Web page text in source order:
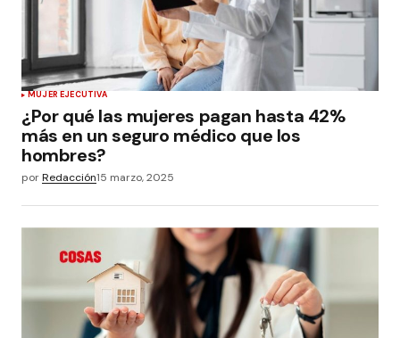
MUJER EJECUTIVA
¿Por qué las mujeres pagan hasta 42%
más en un seguro médico que los
hombres?
porRedacción15 marzo, 2025